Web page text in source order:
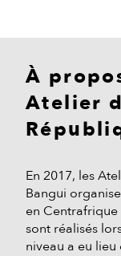
À
Atelier
En 2017, les
Bangui
en
sont réalisés
niveau a eu lieu